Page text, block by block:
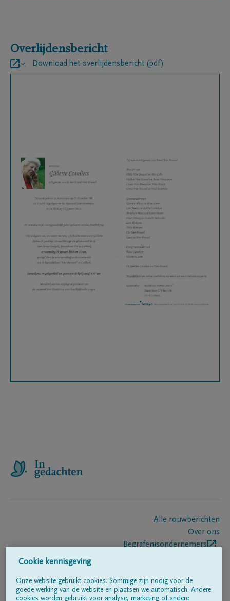
Overlijdensbericht
Download het overlijdensbericht (pdf)
Alle rouwberichten
Over ons
Begrafenisondernemers
Volg ons op
Cookie kennisgeving
Onze website gebruikt cookies. Sommige zijn nodig voor de
goede werking van de website en plaatsen we automatisch. Andere
cookies worden gebruikt voor analyse, marketing of andere